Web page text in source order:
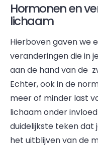
Hormonen en
lichaam
Hierboven gaven we
veranderingen die in
aan de hand van de
Echter, ook in de
meer of minder last
lichaam onder
duidelijkste teken dat
het uitblijven van de